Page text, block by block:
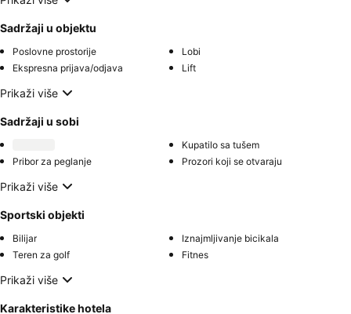
Sadržaji u objektu
Poslovne prostorije
Lobi
Ekspresna prijava/odjava
Lift
Prikaži više
Sadržaji u sobi
Kupatilo sa tušem
Pribor za peglanje
Prozori koji se otvaraju
Prikaži više
Sportski objekti
Bilijar
Iznajmljivanje bicikala
Teren za golf
Fitnes
Prikaži više
Karakteristike hotela